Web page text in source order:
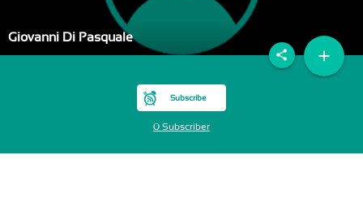
Giovanni Di Pasquale
Subscribe
0 Subscriber
add
share